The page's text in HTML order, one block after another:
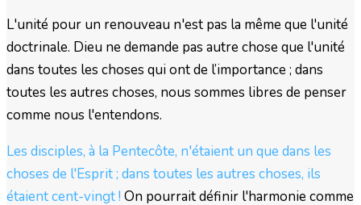
L'unité pour un renouveau n'est pas la même que l'unité
doctrinale. Dieu ne demande pas autre chose que l'unité
dans toutes les choses qui ont de l’importance ; dans
toutes les autres choses, nous sommes libres de penser
comme nous l'entendons.
Les disciples, à la Pentecôte, n'étaient un que dans les
choses de l'Esprit ; dans toutes les autres choses, ils
étaient cent-vingt ! On pourrait définir l'harmonie comme